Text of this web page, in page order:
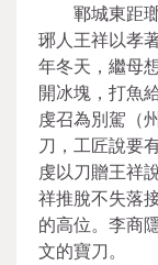
鄆城東距
琊人王祥以孝
年冬天，繼母
開冰塊，打魚
虔召為別駕（
刀，工匠說要
虔以刀贈王祥
祥推脫不失落
的高位。李商
文的寶刀。